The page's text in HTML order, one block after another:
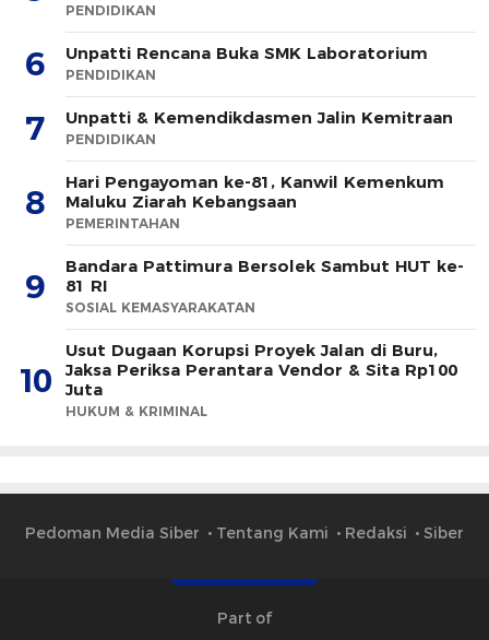
PENDIDIKAN
6 Unpatti Rencana Buka SMK Laboratorium
PENDIDIKAN
7 Unpatti & Kemendikdasmen Jalin Kemitraan
PENDIDIKAN
8
Hari Pengayoman ke-81, Kanwil Kemenkum
Maluku Ziarah Kebangsaan
PEMERINTAHAN
9
Bandara Pattimura Bersolek Sambut HUT ke-
81 RI
SOSIAL KEMASYARAKATAN
10
Usut Dugaan Korupsi Proyek Jalan di Buru,
Jaksa Periksa Perantara Vendor & Sita Rp100
Juta
HUKUM & KRIMINAL
Pedoman Media Siber Tentang Kami Redaksi Siber
Part of